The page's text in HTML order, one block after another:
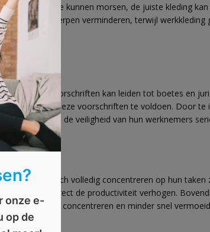
stoffen die kunnen morsen, de juiste kleding
voorwerpen verminderen, terwijl werkkleding
van deze voorschriften kan leiden tot boetes en
om aan deze voorschriften te voldoen. Door te
zien dat ze de veiligheid van hun werknemers
kunnen ze zich volledig concentreren op hun taken
dus indirect de productiviteit verhogen.
beter kunnen concentreren en minder snel
onze e-
op de